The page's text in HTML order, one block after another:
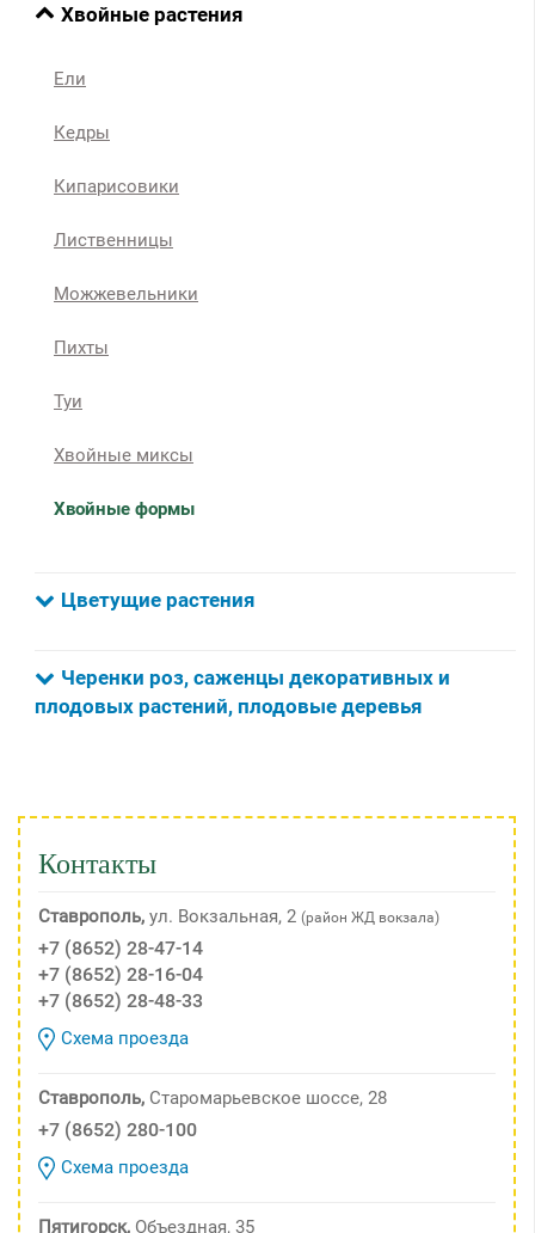
Хвойные растения
Ели
Кедры
Кипарисовики
Лиственницы
Можжевельники
Пихты
Туи
Хвойные миксы
Хвойные формы
Цветущие растения
Черенки роз, саженцы декоративных и
плодовых растений, плодовые деревья
Контакты
Ставрополь, ул. Вокзальная, 2 (район ЖД вокзала)
+7 (8652) 28-47-14
+7 (8652) 28-16-04
+7 (8652) 28-48-33
Схема проезда
Ставрополь, Старомарьевское шоссе, 28
+7 (8652) 280-100
Схема проезда
Пятигорск, Объездная, 35